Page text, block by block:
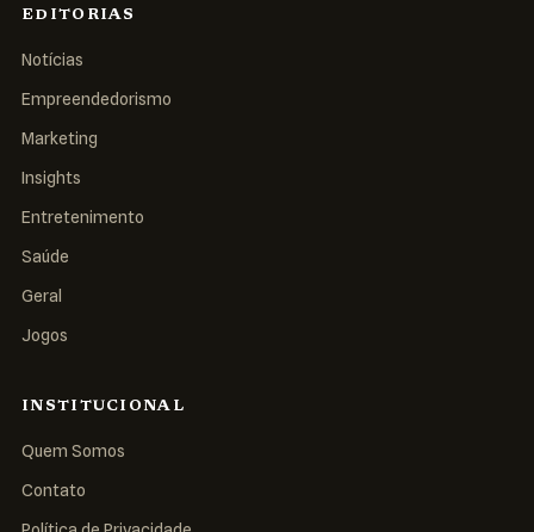
EDITORIAS
Notícias
Empreendedorismo
Marketing
Insights
Entretenimento
Saúde
Geral
Jogos
INSTITUCIONAL
Quem Somos
Contato